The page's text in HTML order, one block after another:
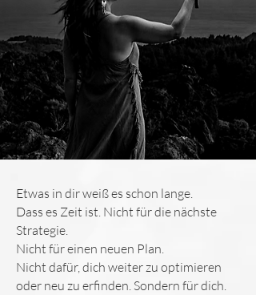
Etwas in dir weiß es schon lange.
Dass es Zeit ist. Nicht für die nächste
Strategie.
Nicht für einen neuen Plan.
Nicht dafür, dich weiter zu optimieren
oder neu zu erfinden. Sondern für dich.